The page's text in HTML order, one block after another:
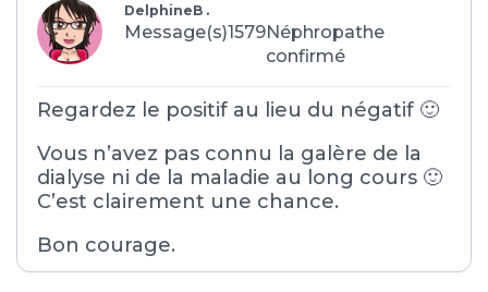
DelphineB .
Message(s)1579Néphropathe
confirmé
Regardez le positif au lieu du négatif 🙂
Vous n’avez pas connu la galère de la
dialyse ni de la maladie au long cours 🙂
C’est clairement une chance.
Bon courage.